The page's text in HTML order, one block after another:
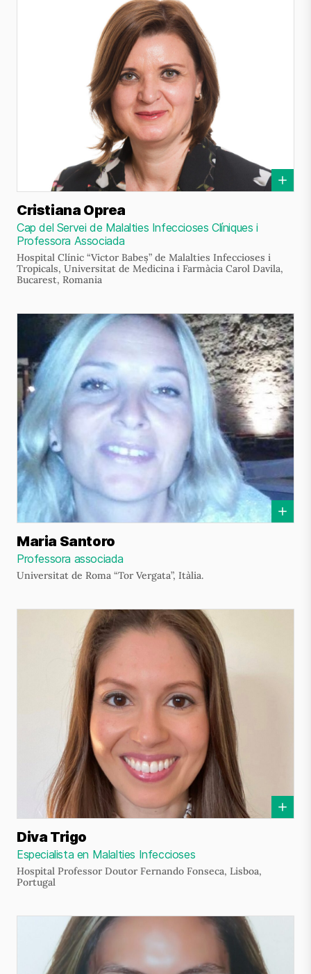
Cristiana Oprea
Cap del Servei de Malalties Infeccioses Clíniques i
Professora Associada
Hospital Clínic “Victor Babeș” de Malalties Infeccioses i
Tropicals, Universitat de Medicina i Farmàcia Carol Davila,
Bucarest, Romania
Maria Santoro
Professora associada
Universitat de Roma “Tor Vergata”, Itàlia.
Diva Trigo
Especialista en Malalties Infeccioses
Hospital Professor Doutor Fernando Fonseca, Lisboa,
Portugal